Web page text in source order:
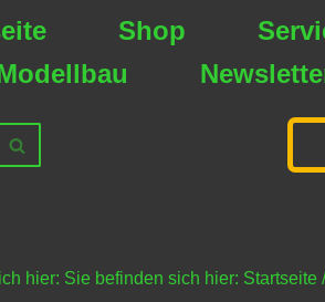
Shop
hier: Sie befinden sich hier: Startseite